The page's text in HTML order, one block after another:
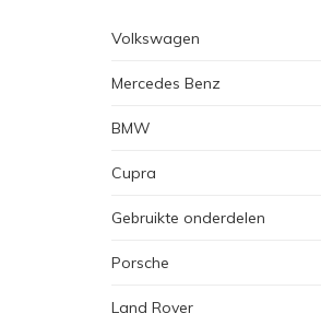
Volkswagen
Mercedes Benz
BMW
Cupra
Gebruikte onderdelen
Porsche
Land Rover